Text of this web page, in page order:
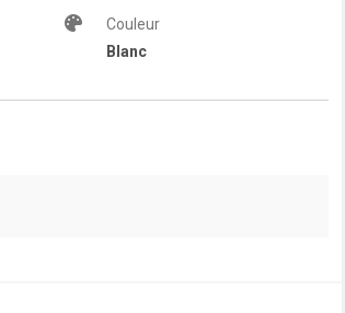
Couleur
Blanc